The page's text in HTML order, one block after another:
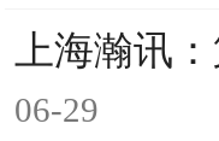
上海瀚讯
06-29